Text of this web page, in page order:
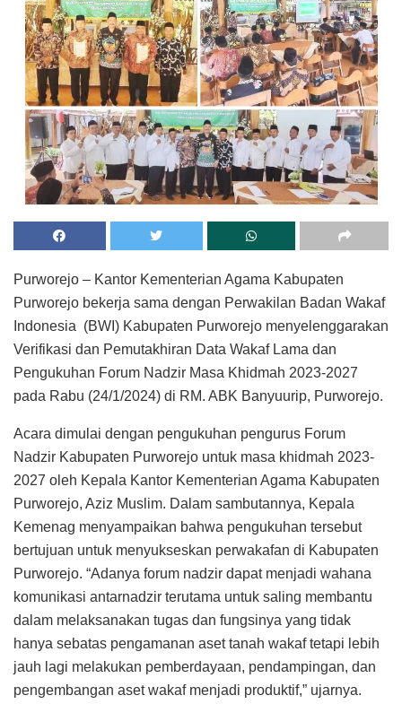
Purworejo – Kantor Kementerian Agama Kabupaten
Purworejo bekerja sama dengan Perwakilan Badan Wakaf
Indonesia (BWI) Kabupaten Purworejo menyelenggarakan
Verifikasi dan Pemutakhiran Data Wakaf Lama dan
Pengukuhan Forum Nadzir Masa Khidmah 2023-2027
pada Rabu (24/1/2024) di RM. ABK Banyuurip, Purworejo.
Acara dimulai dengan pengukuhan pengurus Forum
Nadzir Kabupaten Purworejo untuk masa khidmah 2023-
2027 oleh Kepala Kantor Kementerian Agama Kabupaten
Purworejo, Aziz Muslim. Dalam sambutannya, Kepala
Kemenag menyampaikan bahwa pengukuhan tersebut
bertujuan untuk menyukseskan perwakafan di Kabupaten
Purworejo. “Adanya forum nadzir dapat menjadi wahana
komunikasi antarnadzir terutama untuk saling membantu
dalam melaksanakan tugas dan fungsinya yang tidak
hanya sebatas pengamanan aset tanah wakaf tetapi lebih
jauh lagi melakukan pemberdayaan, pendampingan, dan
pengembangan aset wakaf menjadi produktif,” ujarnya.